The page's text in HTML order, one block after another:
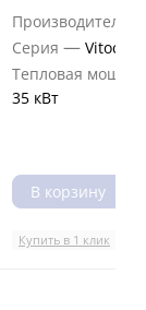
Производитель
Серия —
Тепловая
35 кВт
В корзину
Купить в 1 клик